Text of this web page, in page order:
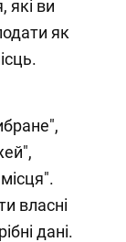
які ви
як
власні
дані.